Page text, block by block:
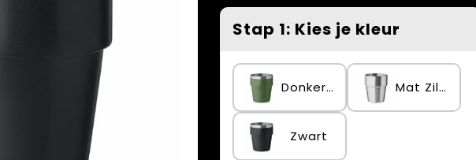
Stap 1: Kies je kleur
Donker Marinegroen Mat Zilver
Zwart